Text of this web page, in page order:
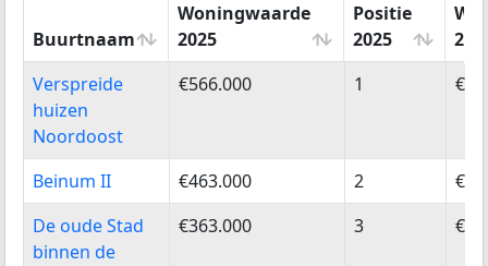
Buurtnaam
Woningwaarde
2025
Positie
2025
Buurtnaam
Woningwaarde
Positie
Verspreide
huizen
Noordoost
€566.000 1
Beinum II €463.000 2
De oude Stad
binnen de
€363.000 3